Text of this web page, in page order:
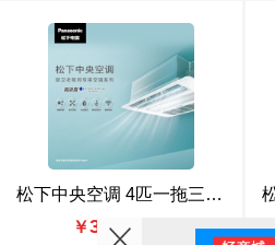
松下中央空调 4匹一拖三（CU-ME36BS6） 豪华款
￥34000.00